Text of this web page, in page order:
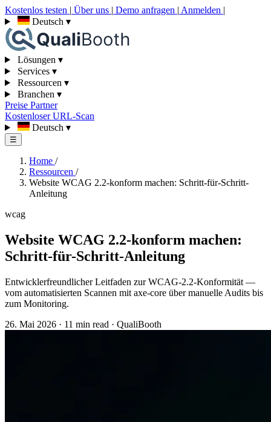
Kostenlos testen | Über uns | Demo anfragen | Anmelden |
Deutsch ▾
Lösungen ▾
Services ▾
Ressourcen ▾
Branchen ▾
Preise Partner
Kostenloser URL-Scan
Deutsch ▾
☰
Home /
Ressourcen /
Website WCAG 2.2-konform machen: Schritt-für-Schritt-
Anleitung
wcag
Website WCAG 2.2-konform machen:
Schritt-für-Schritt-Anleitung
Entwicklerfreundlicher Leitfaden zur WCAG-2.2-Konformität —
vom automatisierten Scannen mit axe-core über manuelle Audits bis
zum Monitoring.
26. Mai 2026 · 11 min read · QualiBooth